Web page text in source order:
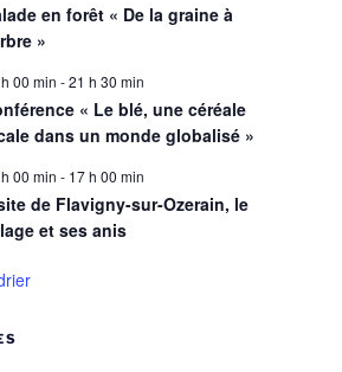
en forêt « De la graine à
»
00 min -21 h 30 min
« Le blé, une céréale
dans un monde globalisé »
00 min - 17 h 00 min
de Flavigny-sur-Ozerain, le
et ses anis